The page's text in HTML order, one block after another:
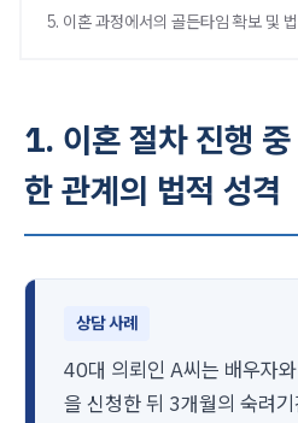
5. 이혼 과정에서의 골든타임 확보 및
1. 이혼 절차 진행
한 관계의 법적 성격
상담 사례
40대 의뢰인 A씨는 배우자
을 신청한 뒤 3개월의 숙려